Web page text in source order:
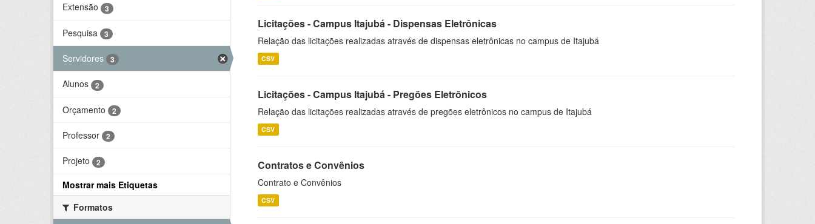
Extensão 3
Pesquisa 3
Servidores 3
Alunos 2
Orçamento 2
Professor 2
Projeto 2
Mostrar mais Etiquetas
Formatos
Licitações - Campus Itajubá - Dispensas Eletrônicas
Relação das licitações realizadas através de dispensas eletrônicas no campus de Itajubá
CSV
Licitações - Campus Itajubá - Pregões Eletrônicos
Relação das licitações realizadas através de pregões eletrônicos no campus de Itajubá
CSV
Contratos e Convênios
Contrato e Convênios
CSV